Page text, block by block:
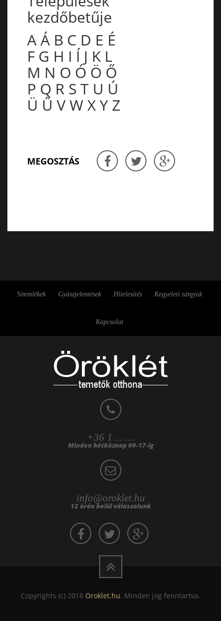
kezdőbetűje
AÁ B C D E É
F G H I Í J K L
M N O Ó Ö Ő
P Q R S T U Ú
Ü Ű VWXY Z
MEGOSZTÁS
Síremlékek Gyászjelentések Hitelesítés Kegyeleti tárgyak
Kapcsolat
+36 1 ... ....
Minden hétköznap 09-17-ig
info@oroklet.hu
12 órán belül válaszolunk
Copyrights (c) 2018 Oroklet.hu. Minden jog fenntartva.